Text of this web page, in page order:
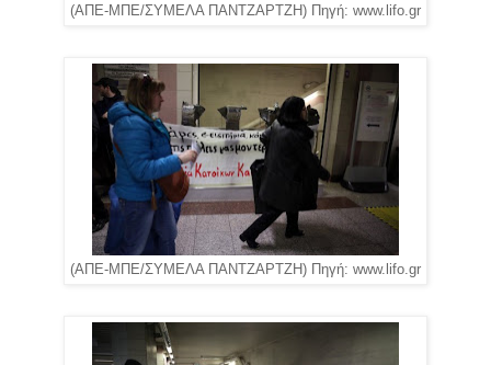
(ΑΠΕ-ΜΠΕ/ΣΥΜΕΛΑ ΠΑΝΤΖΑΡΤΖΗ) Πηγή: www.lifo.gr
(ΑΠΕ-ΜΠΕ/ΣΥΜΕΛΑ ΠΑΝΤΖΑΡΤΖΗ) Πηγή: www.lifo.gr